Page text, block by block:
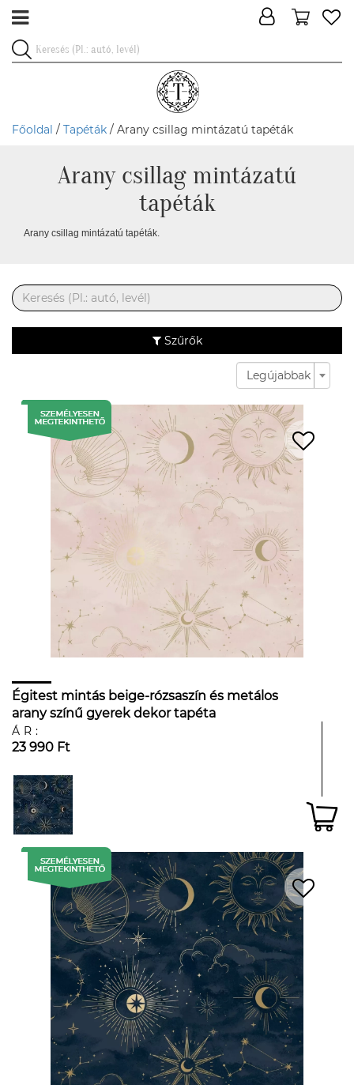
Főoldal / Tapéták / Arany csillag mintázatú tapéták
Arany csillag mintázatú
tapéták
Arany csillag mintázatú tapéták.
Szűrők
Legújabbak
Égitest mintás beige-rózsaszín és metálos
arany színű gyerek dekor tapéta
ÁR:
23 990 Ft